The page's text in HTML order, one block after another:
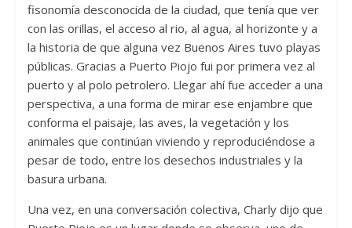
fisonomía desconocida de la ciudad, que tenía que ver
con las orillas, el acceso al rio, al agua, al horizonte y a
la historia de que alguna vez Buenos Aires tuvo playas
públicas. Gracias a Puerto Piojo fui por primera vez al
puerto y al polo petrolero. Llegar ahí fue acceder a una
perspectiva, a una forma de mirar ese enjambre que
conforma el paisaje, las aves, la vegetación y los
animales que continúan viviendo y reproduciéndose a
pesar de todo, entre los desechos industriales y la
basura urbana.
Una vez, en una conversación colectiva, Charly dijo que